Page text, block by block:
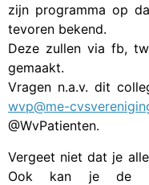
zijn programma op
tevoren bekend.
Deze zullen via fb,
gemaakt.
Vragen n.a.v. dit
wvp@me-
@WvPatienten.
Vergeet niet dat je
Ook kan je de